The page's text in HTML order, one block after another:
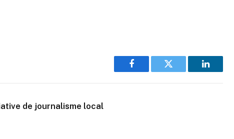
Facebook Twitter LinkedIn
de journalisme local